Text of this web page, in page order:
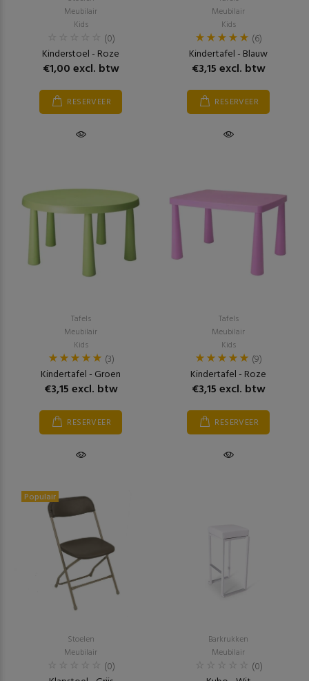
Meubilair
Kids
(0)
Kinderstoel - Roze
€1,00 excl. btw
RESERVEER
Meubilair
Kids
(6)
Kindertafel - Blauw
€3,15 excl. btw
RESERVEER
Tafels
Meubilair
Kids
(3)
Kindertafel - Groen
€3,15 excl. btw
RESERVEER
Tafels
Meubilair
Kids
(9)
Kindertafel - Roze
€3,15 excl. btw
RESERVEER
Populair
Stoelen
Meubilair
(0)
Barkrukken
Meubilair
(0)